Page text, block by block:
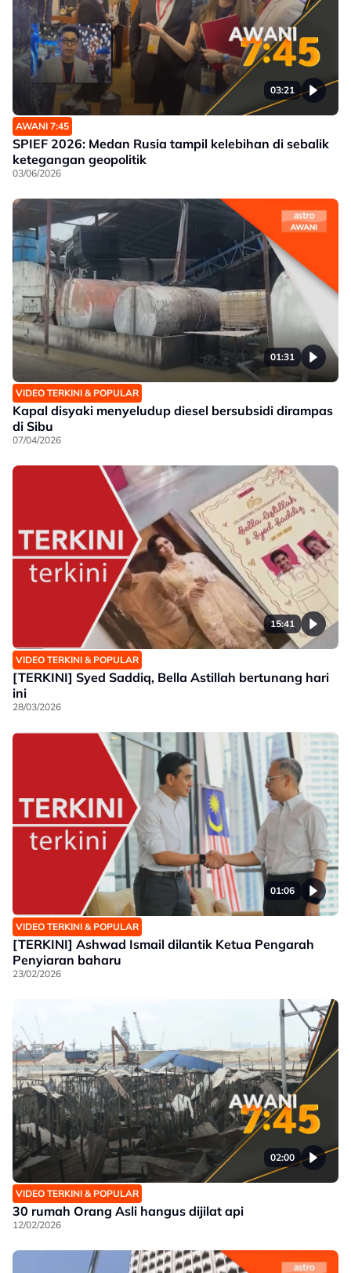
03:21
AWANI 7:45
SPIEF 2026: Medan Rusia tampil kelebihan di sebalik
ketegangan geopolitik
03/06/2026
01:31
VIDEO TERKINI & POPULAR
Kapal disyaki menyeludup diesel bersubsidi dirampas
di Sibu
07/04/2026
15:41
VIDEO TERKINI & POPULAR
[TERKINI] Syed Saddiq, Bella Astillah bertunang hari
ini
28/03/2026
01:06
VIDEO TERKINI & POPULAR
[TERKINI] Ashwad Ismail dilantik Ketua Pengarah
Penyiaran baharu
23/02/2026
02:00
VIDEO TERKINI & POPULAR
30 rumah Orang Asli hangus dijilat api
12/02/2026